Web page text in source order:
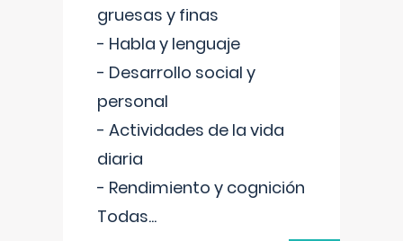
gruesas y finas
- Habla y lenguaje
- Desarrollo social y
personal
- Actividades de la vida
diaria
- Rendimiento y cognición
Todas...